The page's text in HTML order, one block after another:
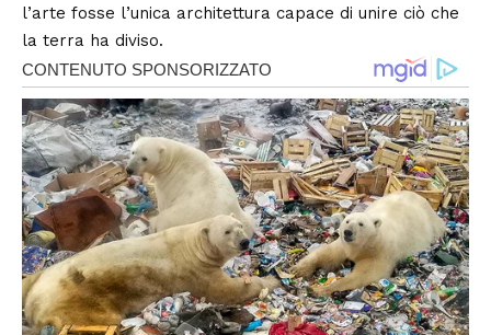
l’arte fosse l’unica architettura capace di unire ciò che
la terra ha diviso.